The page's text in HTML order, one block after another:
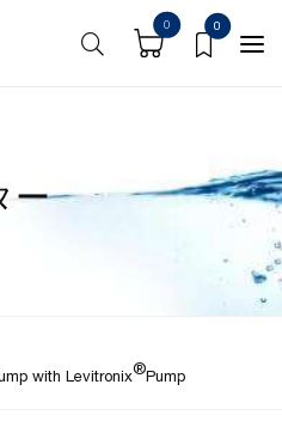
0 0
ー
with Levitronix®Pump